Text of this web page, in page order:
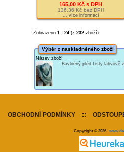
165,00 Kč s DPH
136,36 Kč bez DPH
... více informací
Zobrazeno 1 - 24(z 232zboží)
Výběr z naskladněného zboží
Název zboží
Bavlněný pléd Listy lahvově
OBCHODNÍ PODMÍNKY ::
Copyright © 2026